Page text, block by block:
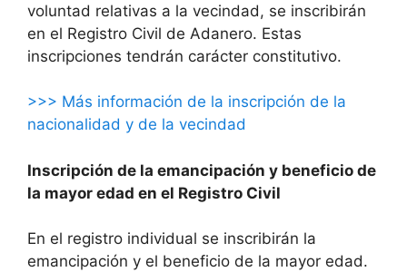
voluntad relativas a la vecindad, se inscribirán
en el Registro Civil de Adanero. Estas
inscripciones tendrán carácter constitutivo.
>>> Más información de la inscripción de la
nacionalidad y de la vecindad
Inscripción de la emancipación y beneficio de
la mayor edad en el Registro Civil
En el registro individual se inscribirán la
emancipación y el beneficio de la mayor edad.